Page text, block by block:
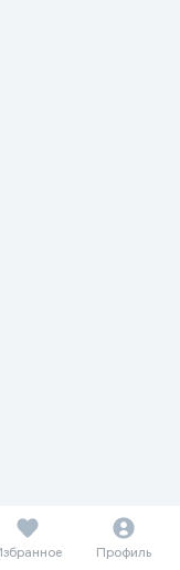
Профиль